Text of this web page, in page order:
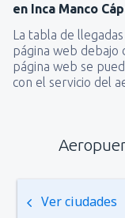
en Inca Manco
La tabla de
página web debajo
página web se
con el servicio del
Ver ciudades